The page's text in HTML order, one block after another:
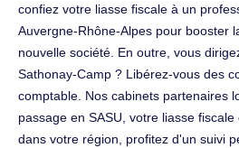
confiez votre liasse fiscale à un
Auvergne-Rhône-Alpes pour booster
nouvelle société. En outre, vous
Sathonay-Camp ? Libérez-vous des
comptable. Nos cabinets partenaires
passage en SASU, votre liasse
dans votre région, profitez d'un suivi